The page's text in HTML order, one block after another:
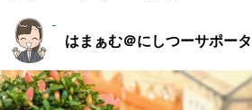
はまぁむ＠にしつーサポー